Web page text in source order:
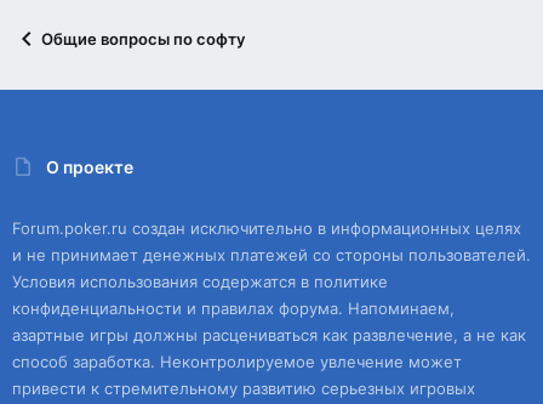
Общие вопросы по софту
О проекте
Forum.poker.ru создан исключительно в информационных целях
и не принимает денежных платежей со стороны пользователей.
Условия использования содержатся в политике
конфиденциальности и правилах форума. Напоминаем,
азартные игры должны расцениваться как развлечение, а не как
способ заработка. Неконтролируемое увлечение может
привести к стремительному развитию серьезных игровых